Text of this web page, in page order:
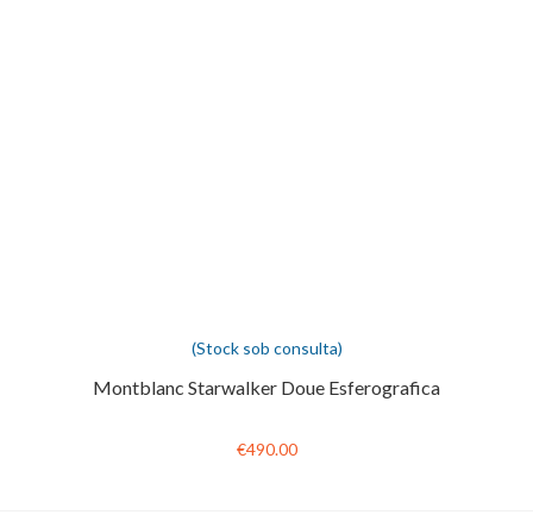
(Stock sob consulta)
Montblanc Starwalker Doue Esferografica
€490.00